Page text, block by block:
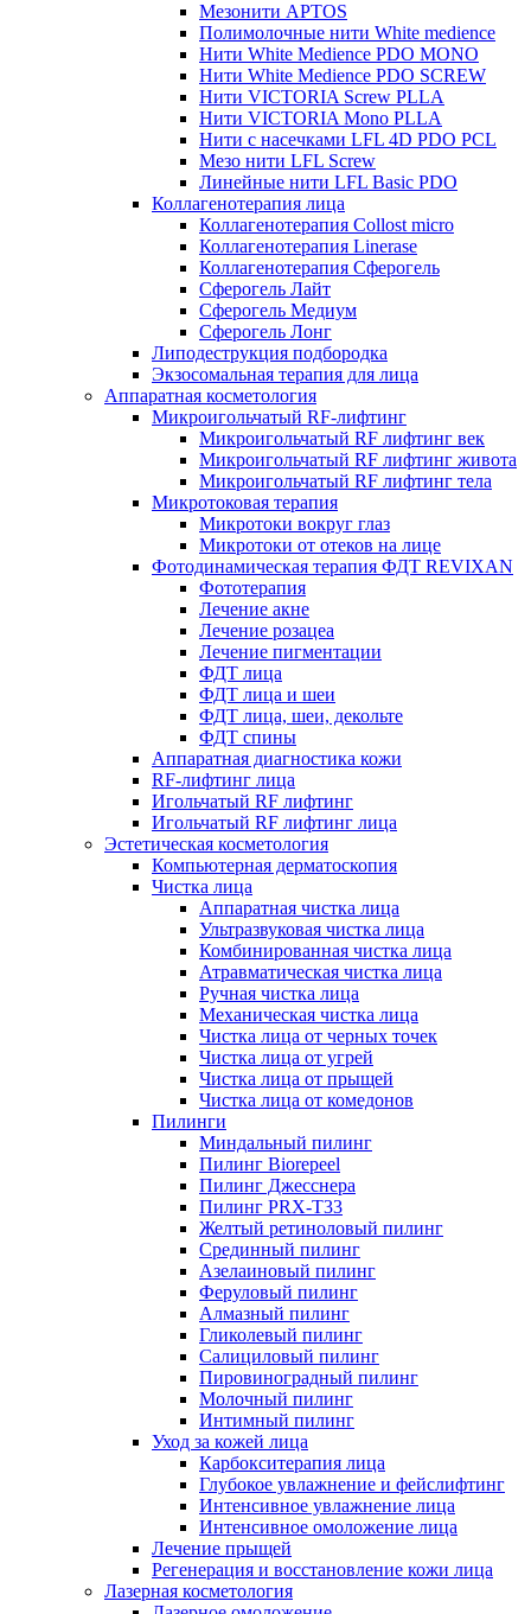
Мезонити APTOS
Полимолочные нити White medience
Нити White Medience PDO MONO
Нити White Medience PDO SCREW
Нити VICTORIA Screw PLLA
Нити VICTORIA Mono PLLA
Нити с насечками LFL 4D PDO PCL
Мезо нити LFL Screw
Линейные нити LFL Basic PDO
Коллагенотерапия лица
Коллагенотерапия Collost micro
Коллагенотерапия Linerase
Коллагенотерапия Сферогель
Сферогель Лайт
Сферогель Медиум
Сферогель Лонг
Липодеструкция подбородка
Экзосомальная терапия для лица
Аппаратная косметология
Микроигольчатый RF-лифтинг
Микроигольчатый RF лифтинг век
Микроигольчатый RF лифтинг живота
Микроигольчатый RF лифтинг тела
Микротоковая терапия
Микротоки вокруг глаз
Микротоки от отеков на лице
Фотодинамическая терапия ФДТ REVIXAN
Фототерапия
Лечение акне
Лечение розацеа
Лечение пигментации
ФДТ лица
ФДТ лица и шеи
ФДТ лица, шеи, декольте
ФДТ спины
Аппаратная диагностика кожи
RF-лифтинг лица
Игольчатый RF лифтинг
Игольчатый RF лифтинг лица
Эстетическая косметология
Компьютерная дерматоскопия
Чистка лица
Аппаратная чистка лица
Ультразвуковая чистка лица
Комбинированная чистка лица
Атравматическая чистка лица
Ручная чистка лица
Механическая чистка лица
Чистка лица от черных точек
Чистка лица от угрей
Чистка лица от прыщей
Чистка лица от комедонов
Пилинги
Миндальный пилинг
Пилинг Biorepeel
Пилинг Джесснера
Пилинг PRX-T33
Желтый ретиноловый пилинг
Срединный пилинг
Азелаиновый пилинг
Феруловый пилинг
Алмазный пилинг
Гликолевый пилинг
Салициловый пилинг
Пировиноградный пилинг
Молочный пилинг
Интимный пилинг
Уход за кожей лица
Карбокситерапия лица
Глубокое увлажнение и фейслифтинг
Интенсивное увлажнение лица
Интенсивное омоложение лица
Лечение прыщей
Регенерация и восстановление кожи лица
Лазерная косметология